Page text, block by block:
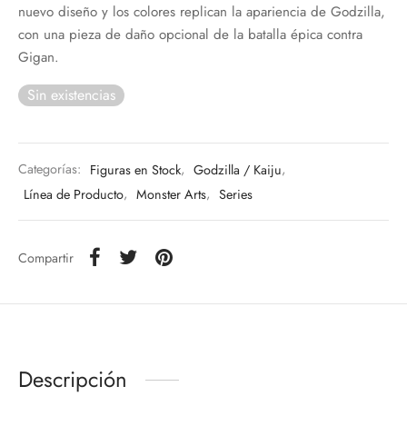
nuevo diseño y los colores replican la apariencia de Godzilla,
con una pieza de daño opcional de la batalla épica contra
Gigan.
Sin existencias
Categorías: Figuras en Stock, Godzilla / Kaiju,
Línea de Producto, Monster Arts, Series
Compartir
Descripción